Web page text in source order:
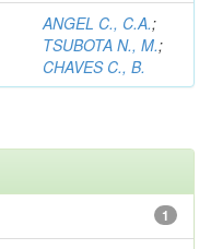
ANGEL C., C.A.;
TSUBOTA N., M.;
CHAVES C., B.
1